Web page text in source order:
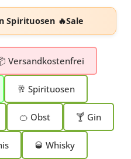
Spirituosen 🔥Sale
Versandkostenfrei
🥂 Spirituosen
🍊 Obst 🍸 Gin
🥃 Whisky